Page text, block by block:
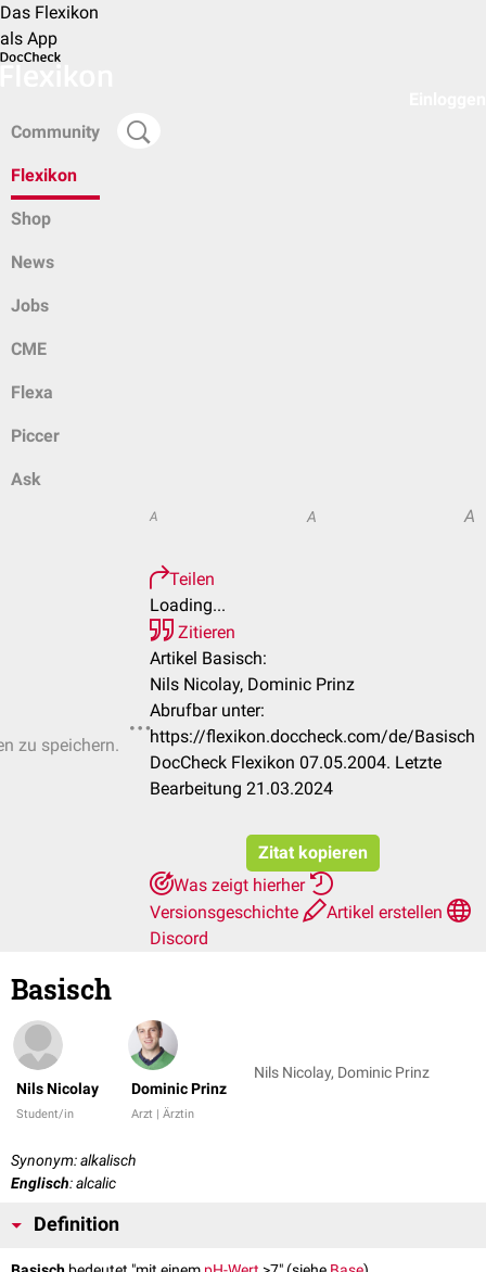
Das Flexikon
als App
Community
Flexikon
Shop
News
Jobs
CME
Flexa
Piccer
Ask
zu speichern.
A A A
Teilen
Loading...
Zitieren
Artikel Basisch:
Nils Nicolay, Dominic Prinz
Abrufbar unter:
https://flexikon.doccheck.com/de/Basisch
DocCheck Flexikon 07.05.2004. Letzte
Bearbeitung 21.03.2024
Zitat kopieren
Was zeigt hierher
Versionsgeschichte
Artikel erstellen
Discord
Basisch
Nils Nicolay
Student/in
Dominic Prinz
Arzt | Ärztin
Nils Nicolay, Dominic Prinz
Synonym: alkalisch
Englisch: alcalic
Definition